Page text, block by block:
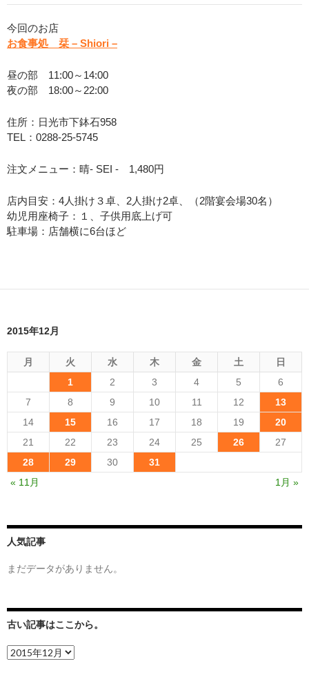
今回のお店
お食事処 栞 – Shiori –
昼の部 11:00～14:00
夜の部 18:00～22:00
住所：日光市下鉢石958
TEL：0288-25-5745
注文メニュー：晴- SEI - 1,480円
店内目安：4人掛け３卓、2人掛け2卓、（2階宴会場30名）
幼児用座椅子：１、子供用底上げ可
駐車場：店舗横に6台ほど
2015年12月
月 火 水 木 金 土
日
1
2 3 4 5
6
7
8 9 10 11 12
13
14
15 16 17 18 19
20
21
22 23 24 25 26
27
28
29 30
31
« 11月
1月 »
人気記事
まだデータがありません。
古い記事はここから。
古
い